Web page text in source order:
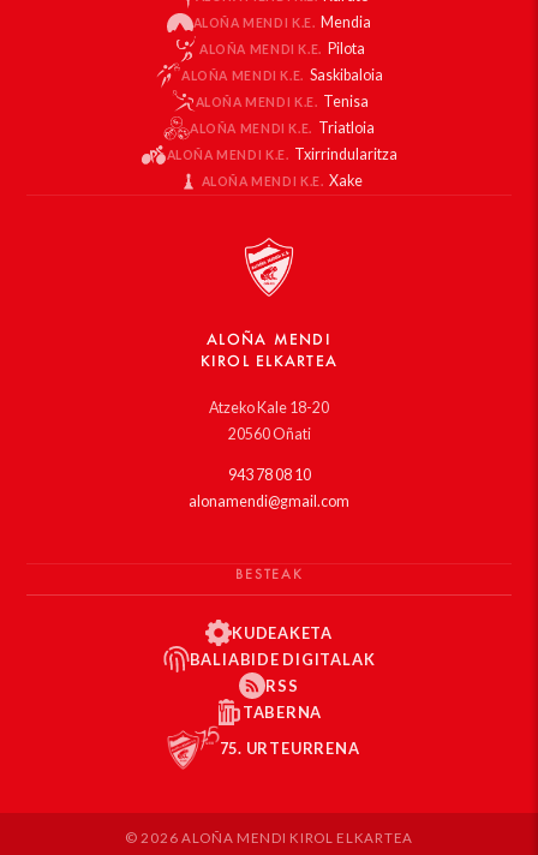
ALOÑA MENDI K.E. Mendia
ALOÑA MENDI K.E. Pilota
ALOÑA MENDI K.E. Saskibaloia
ALOÑA MENDI K.E. Tenisa
ALOÑA MENDI K.E. Triatloia
ALOÑA MENDI K.E. Txirrindularitza
ALOÑA MENDI K.E. Xake
ALOÑA MENDI
KIROL ELKARTEA
Atzeko Kale 18-20
20560 Oñati
943 78 08 10
alonamendi@gmail.com
BESTEAK
KUDEAKETA
BALIABIDE DIGITALAK
RSS
TABERNA
75. URTEURRENA
© 2026 ALOÑA MENDI KIROL ELKARTEA